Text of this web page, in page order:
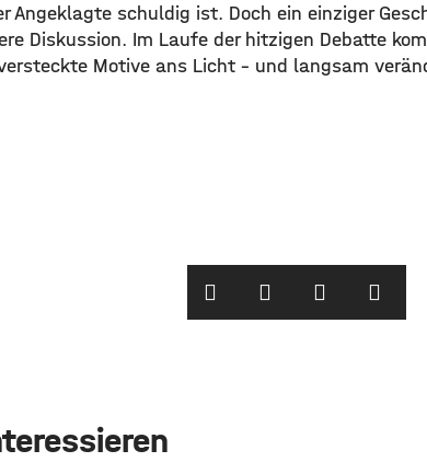
Angeklagte schuldig ist. Doch ein einziger
Diskussion. Im Laufe der hitzigen Debatte
Motive ans Licht – und langsam